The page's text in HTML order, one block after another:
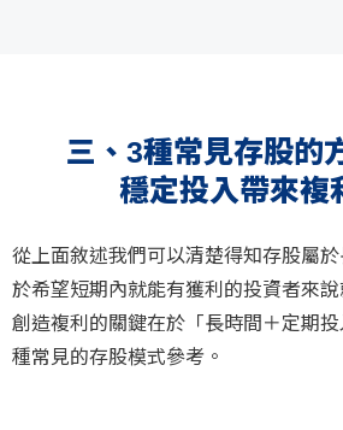
三、3種常見存股的
穩定投入帶來複
從上面敘述我們可以清楚得知存股屬
於希望短期內就能有獲利的投資者來
創造複利的關鍵在於「長時間＋定期
種常見的存股模式參考。